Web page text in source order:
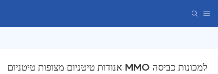
אנודות טיטניום מצופות טיטניום MMO למכונות כביסה